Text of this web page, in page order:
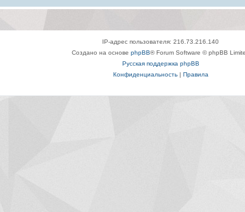
IP-адрес пользователя: 216.73.216.140
Создано на основе phpBB® Forum Software © phpBB
Русская поддержка phpBB
Конфиденциальность| Правила